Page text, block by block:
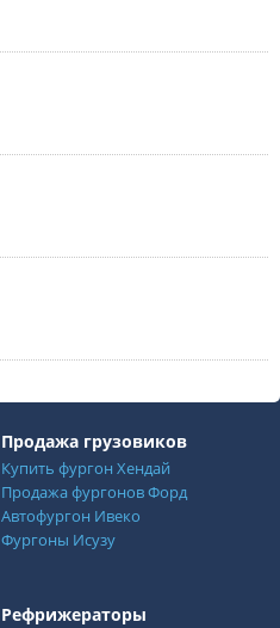
Продажа грузовиков
Купить фургон Хендай
Продажа фургонов Форд
Автофургон Ивеко
Фургоны Исузу
Рефрижераторы